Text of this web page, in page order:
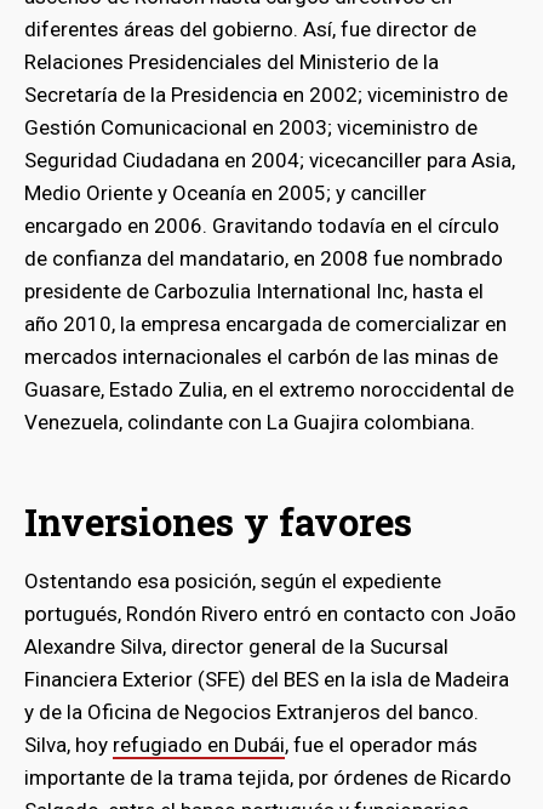
diferentes áreas del gobierno. Así, fue director de
Relaciones Presidenciales del Ministerio de la
Secretaría de la Presidencia en 2002; viceministro de
Gestión Comunicacional en 2003; viceministro de
Seguridad Ciudadana en 2004; vicecanciller para Asia,
Medio Oriente y Oceanía en 2005; y canciller
encargado en 2006. Gravitando todavía en el círculo
de confianza del mandatario, en 2008 fue nombrado
presidente de Carbozulia International Inc, hasta el
año 2010, la empresa encargada de comercializar en
mercados internacionales el carbón de las minas de
Guasare, Estado Zulia, en el extremo noroccidental de
Venezuela, colindante con La Guajira colombiana.
Inversiones y favores
Ostentando esa posición, según el expediente
portugués, Rondón Rivero entró en contacto con João
Alexandre Silva, director general de la Sucursal
Financiera Exterior (SFE) del BES en la isla de Madeira
y de la Oficina de Negocios Extranjeros del banco.
Silva, hoy refugiado en Dubái, fue el operador más
importante de la trama tejida, por órdenes de Ricardo